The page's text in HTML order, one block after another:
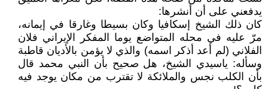
يدفعني على أن أنشرها:
كان ذلك الشيخ إسكافيا وكان بسيطا وغارقا في إيمانه،
مرّ عليه في محله المتواضع يوما المفكر الإيراني فلان
الفلاني (لم أعد أذكر اسمه) والذي لا يؤمن بالأديان قاطبة
وسأله: ياسيدي الشيخ، هل صحيح بأن النبي محمد قال
بأن الكلب نجس والملائكة لا تقترب من مكان يوجد فيه